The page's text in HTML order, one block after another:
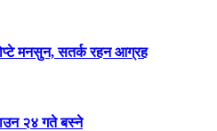
मनसुन, सतर्क रहन आग्रह
२४ गते बस्ने